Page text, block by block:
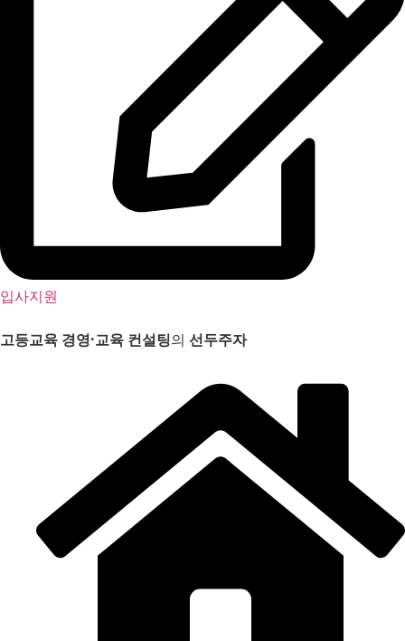
입사지원
고등교육 경영·교육 컨설팅의 선두주자